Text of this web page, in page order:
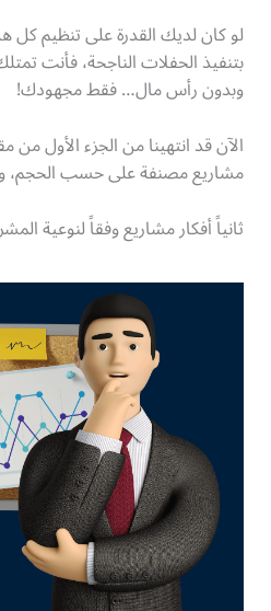
لو كان لديك القدرة على تنظيم كل
بتنفيذ الحفلات الناجحة، فأنت
وبدون رأس مال… فقط مجهودك!
الآن قد انتهينا من الجزء الأول من
مشاريع مصنفة على حسب الحجم،
ثانياً أفكار مشاريع وفقاً لنوعية